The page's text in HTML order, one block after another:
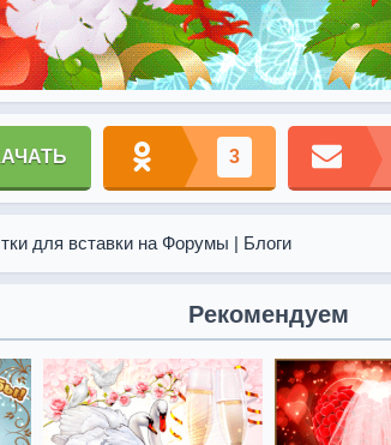
3
для вставки на Форумы | Блоги
Рекомендуем